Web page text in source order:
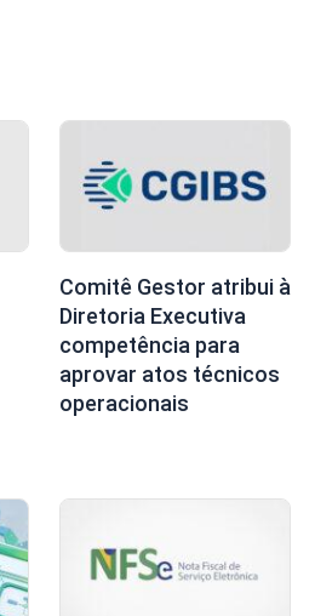
Comitê Gestor atribui à
Diretoria Executiva
competência para
aprovar atos técnicos
operacionais